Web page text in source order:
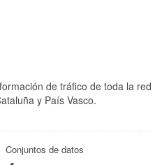
de tráfico de toda la red
y País Vasco.
Conjuntos de datos